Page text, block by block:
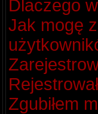
Dlaczego
Jak mogę
Zgubiłem